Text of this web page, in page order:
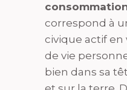
correspond à
civique actif en
de vie
bien dans sa